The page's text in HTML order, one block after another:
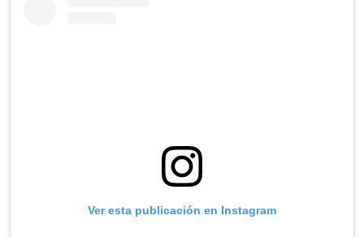
Ver esta publicación en Instagram